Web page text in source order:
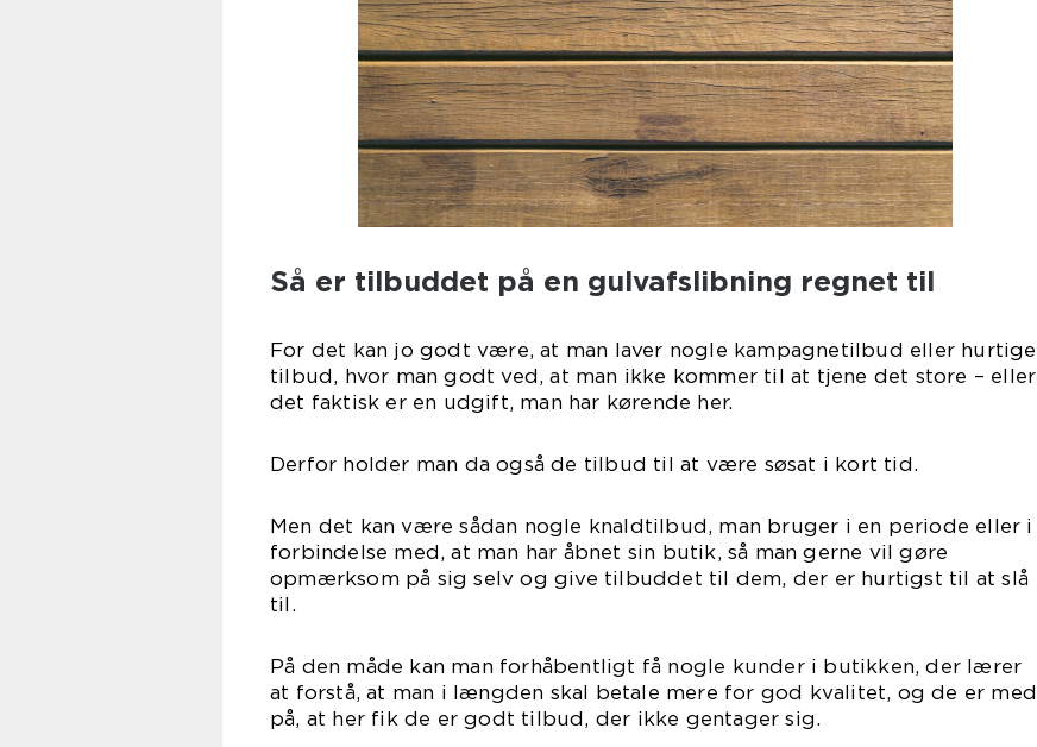
Så er tilbuddet på en gulvafslibning regnet til
For det kan jo godt være, at man laver nogle kampagnetilbud eller hurtige
tilbud, hvor man godt ved, at man ikke kommer til at tjene det store – eller
det faktisk er en udgift, man har kørende her.
Derfor holder man da også de tilbud til at være søsat i kort tid.
Men det kan være sådan nogle knaldtilbud, man bruger i en periode eller i
forbindelse med, at man har åbnet sin butik, så man gerne vil gøre
opmærksom på sig selv og give tilbuddet til dem, der er hurtigst til at slå
til.
På den måde kan man forhåbentligt få nogle kunder i butikken, der lærer
at forstå, at man i længden skal betale mere for god kvalitet, og de er med
på, at her fik de er godt tilbud, der ikke gentager sig.